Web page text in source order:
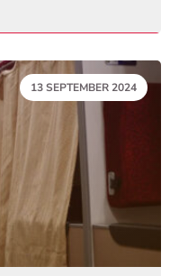
DATUM:
13 SEPTEMBER 2024